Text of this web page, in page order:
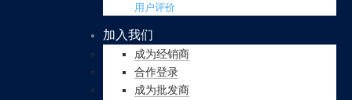
用户评价
加入我们
成为经销商
合作登录
成为批发商